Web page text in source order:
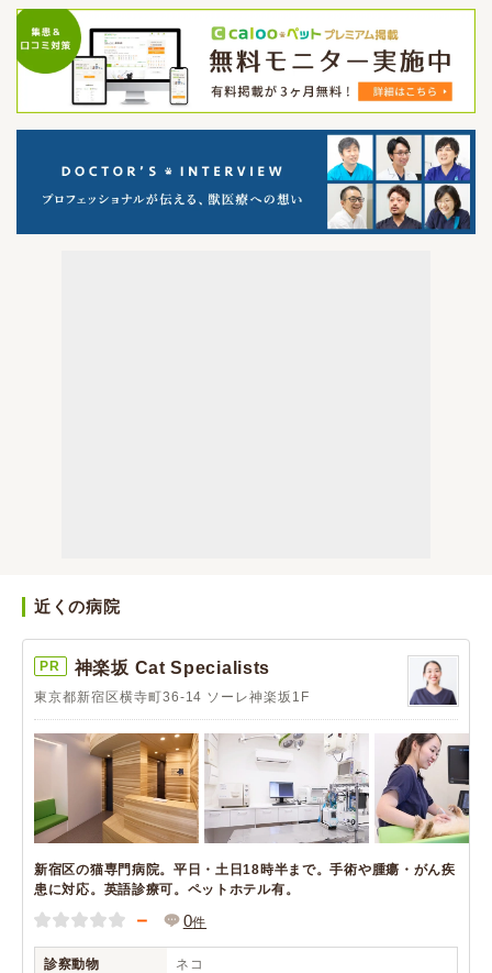
近くの病院
PR 神楽坂 Cat Specialists
東京都新宿区横寺町36-14 ソーレ神楽坂1F
新宿区の猫専門病院。平日・土日18時半まで。手術や腫瘍・がん疾
患に対応。英語診療可。ペットホテル有。
－ 0件
診察動物 ネコ